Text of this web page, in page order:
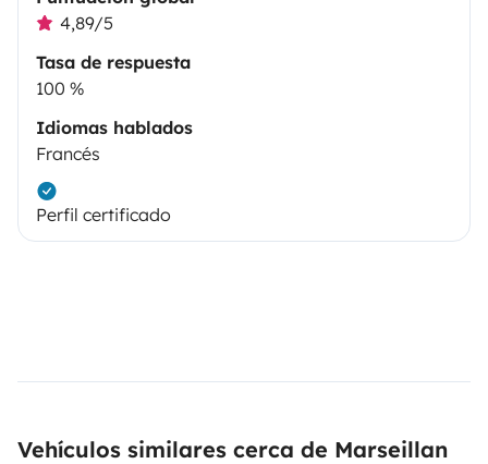
4,89/5
Tasa de respuesta
100 %
Idiomas hablados
Francés
Perfil certificado
Vehículos similares cerca de Marseillan